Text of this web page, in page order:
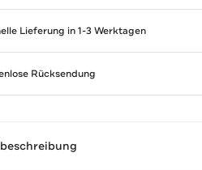
Lieferung in 1-3 Werktagen
Rücksendung